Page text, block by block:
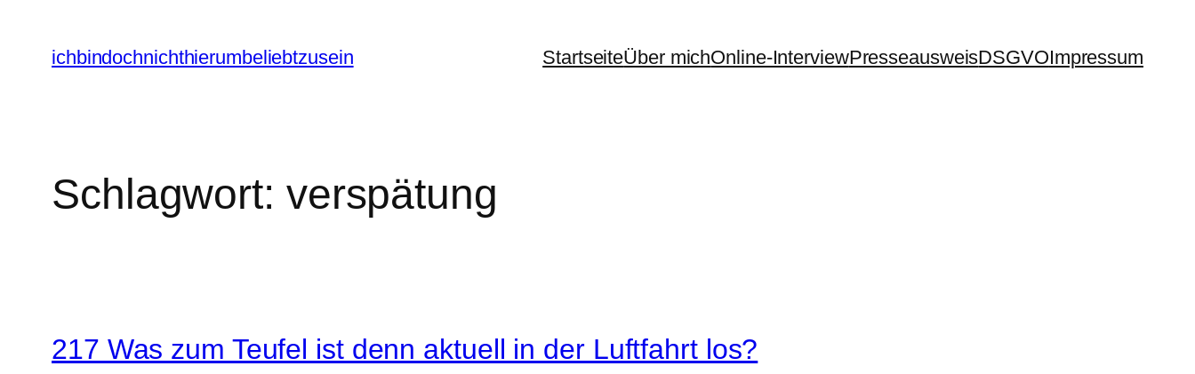
Inhalt
springen
ichbindochnichthierumbeliebtzusein StartseiteÜber michOnline-InterviewPresseausweisDSGVOImpressum
Schlagwort: verspätung
217 Was zum Teufel ist denn aktuell in der Luftfahrt los?